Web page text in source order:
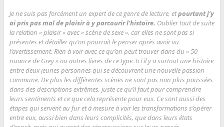
Je ne suis pas forcément un expert de ce genre de lecture, etpourtant j’y
ai pris pas mal de plaisir à y parcourir l’histoire. Oublier tout de suite
la relation « plaisir » avec « scène de sexe », car elles ne sont pas si
présentes et détailler qu’on pourrait le penser après avoir vu
l’avertissement. Rien à voir avec ce qu’on peut trouver dans du « 50
nuance de Grey » ou autres livres de ce type. Ici il y a surtout une histoire
entre deux jeunes personnes qui se découvrent une nouvelle passion
commune. De plus les différentes scènes ne sont pas non plus poussées
dans des descriptions extrêmes, juste ce qu’il faut pour comprendre
leurs sentiments et ce que cela représente pour eux. Ce sont aussi des
étapes qui servent au fur et à mesure à voir les transformations s’opérer
entre eux, aussi bien dans leurs complicités, que dans leurs états